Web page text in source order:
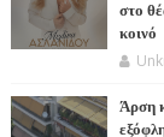
στο
κοινό
Άρση